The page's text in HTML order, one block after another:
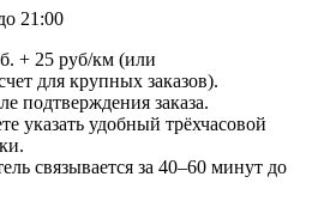
21:00
+ 25 руб/км (или
для крупных заказов).
подтверждения заказа.
указать удобный трёхчасовой
связывается за 40–60 минут до